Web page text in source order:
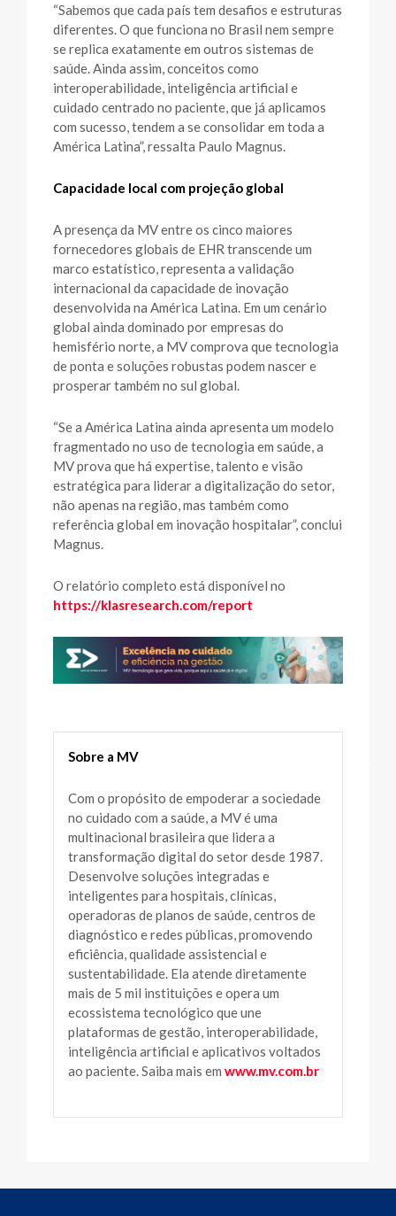
“Sabemos que cada país tem desafios e estruturas
diferentes. O que funciona no Brasil nem sempre
se replica exatamente em outros sistemas de
saúde. Ainda assim, conceitos como
interoperabilidade, inteligência artificial e
cuidado centrado no paciente, que já aplicamos
com sucesso, tendem a se consolidar em toda a
América Latina”, ressalta Paulo Magnus.
Capacidade local com projeção global
A presença da MV entre os cinco maiores
fornecedores globais de EHR transcende um
marco estatístico, representa a validação
internacional da capacidade de inovação
desenvolvida na América Latina. Em um cenário
global ainda dominado por empresas do
hemisfério norte, a MV comprova que tecnologia
de ponta e soluções robustas podem nascer e
prosperar também no sul global.
“Se a América Latina ainda apresenta um modelo
fragmentado no uso de tecnologia em saúde, a
MV prova que há expertise, talento e visão
estratégica para liderar a digitalização do setor,
não apenas na região, mas também como
referência global em inovação hospitalar”, conclui
Magnus.
O relatório completo está disponível no
https://klasresearch.com/report
Sobre a MV
Com o propósito de empoderar a sociedade
no cuidado com a saúde, a MV é uma
multinacional brasileira que lidera a
transformação digital do setor desde 1987.
Desenvolve soluções integradas e
inteligentes para hospitais, clínicas,
operadoras de planos de saúde, centros de
diagnóstico e redes públicas, promovendo
eficiência, qualidade assistencial e
sustentabilidade. Ela atende diretamente
mais de 5 mil instituições e opera um
ecossistema tecnológico que une
plataformas de gestão, interoperabilidade,
inteligência artificial e aplicativos voltados
ao paciente. Saiba mais em www.mv.com.br